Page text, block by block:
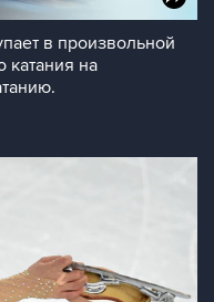
в произвольной
катания на